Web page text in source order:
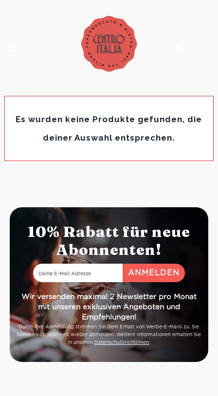
Es wurden keine Produkte gefunden, die
deiner Auswahl entsprechen.
10% Rabatt für neue
Abonnenten!
Wir versenden maximal 2 Newsletter pro Monat
mit unseren exklusiven Angeboten und
Empfehlungen!
Durch Ihre Anmeldung stimmen Sie dem Erhalt von Werbe-E-Mails zu. Sie
können sich jederzeit wieder abmelden. Weitere Informationen erhalten Sie
in unseren Datenschutzrichtlinien.